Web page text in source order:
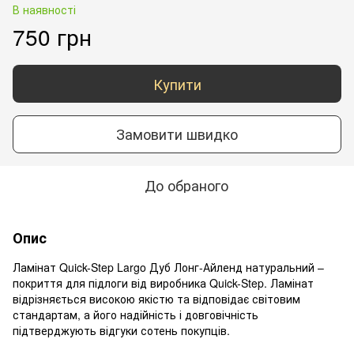
В наявності
750 грн
Купити
Замовити швидко
До обраного
Опис
Ламінат Quick-Step Largo Дуб Лонг-Айленд натуральний –
покриття для підлоги від виробника Quick-Step. Ламінат
відрізняється високою якістю та відповідає світовим
стандартам, а його надійність і довговічність
підтверджують відгуки сотень покупців.